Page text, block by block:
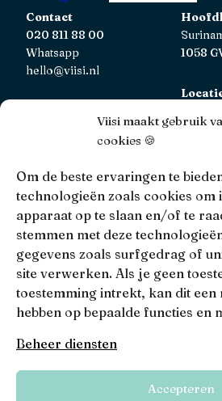
Viisi maakt gebruik
cookies 🍪
Om de beste ervaringen te
technologieën zoals cookies
apparaat op te slaan en/of te
stemmen met deze
gegevens zoals surfgedrag of
site verwerken. Als je geen
toestemming intrekt, kan dit een
hebben op bepaalde functies en
Beheer diensten
Accepteren
Contact
020 811 88 00
Whatsapp
hello@viisi.nl
1058
Viisi Hypotheken is geregistreerd bij
Registratienummer: 12039833
KiFiD
Niet tevreden over onze interne
kun je terecht bijKiFiD.
• 4.9 •
Viisi © 2026
Algemene voorwaarden